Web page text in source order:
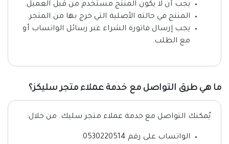
يجب أن لا يكون المنتج مستخدم من قبل العميل.
المنتج في حالته الأصلية التي خرج بها من المتجر.
يجب إرسال فاتورة الشراء عبر رسائل الواتساب أو
مع الطلب.
ما هي طرق التواصل مع خدمة عملاء متجر سليكز؟
يُمكنك التواصل مع خدمة عملاء متجر سليك. من خلال:
الواتساب على رقم 0530220514.